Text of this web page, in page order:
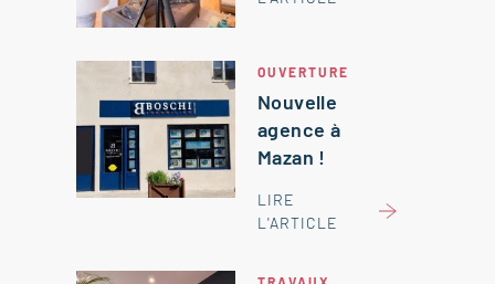
OUVERTURE
Nouvelle
agence à
Mazan !
LIRE
L'ARTICLE